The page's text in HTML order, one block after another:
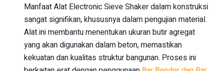
Manfaat Alat Electronic Sieve Shaker dalam konstruksi
sangat signifikan, khususnya dalam pengujian material.
Alat ini membantu menentukan ukuran butir agregat
yang akan digunakan dalam beton, memastikan
kekuatan dan kualitas struktur bangunan. Proses ini